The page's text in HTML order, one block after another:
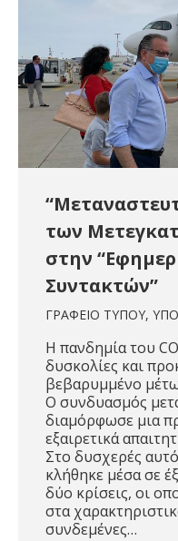
των
στην
Συντακτών”
ΓΡΑΦΕΙΟ ΤΥΠΟΥ,
Η πανδημία του
δυσκολίες και
βεβαρυμμένο
Ο συνδυασμός
διαμόρφωσε μια
εξαιρετικά
Στο δυσχερές
κλήθηκε μέσα σε
δύο κρίσεις, οι
στα
συνδεμένες…